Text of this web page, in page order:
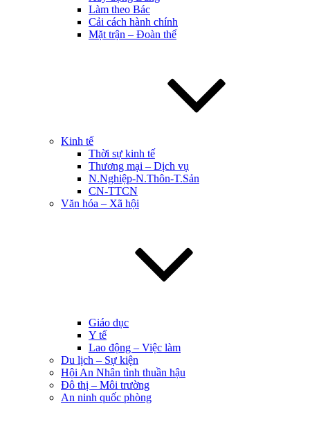
Làm theo Bác
Cải cách hành chính
Mặt trận – Đoàn thể
Kinh tế
Thời sự kinh tế
Thương mại – Dịch vụ
N.Nghiệp-N.Thôn-T.Sản
CN-TTCN
Văn hóa – Xã hội
Giáo dục
Y tế
Lao động – Việc làm
Du lịch – Sự kiện
Hội An Nhân tình thuần hậu
Đô thị – Môi trường
An ninh quốc phòng